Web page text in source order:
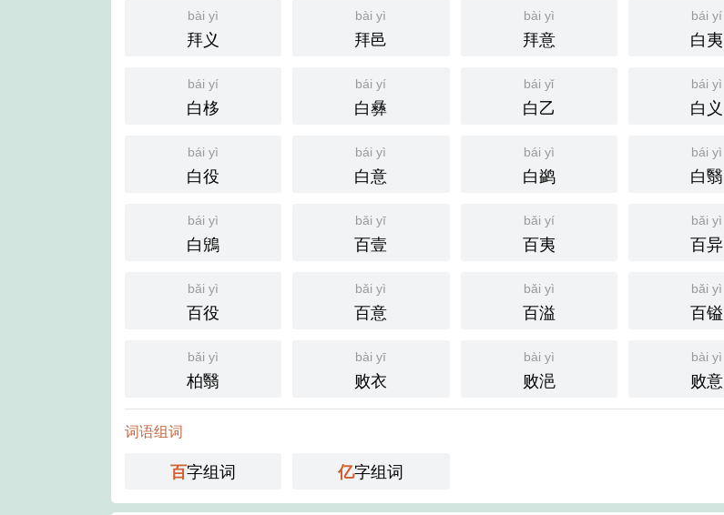
bài yì
拜义
bài yì
拜邑
bài yì
拜意
bái yí
白夷
bái yí
白栘
bái yí
白彝
bái yǐ
白乙
bái yì
白义
bái yì
白役
bái yì
白意
bái yì
白鹢
bái yì
白翳
bái yì
白鶂
bǎi yī
百壹
bǎi yí
百夷
bǎi yì
百异
bǎi yì
百役
bǎi yì
百意
bǎi yì
百溢
bǎi yì
百镒
bǎi yì
柏翳
bài yī
败衣
bài yì
败浥
bài yì
败意
词语组词
百字组词 亿字组词